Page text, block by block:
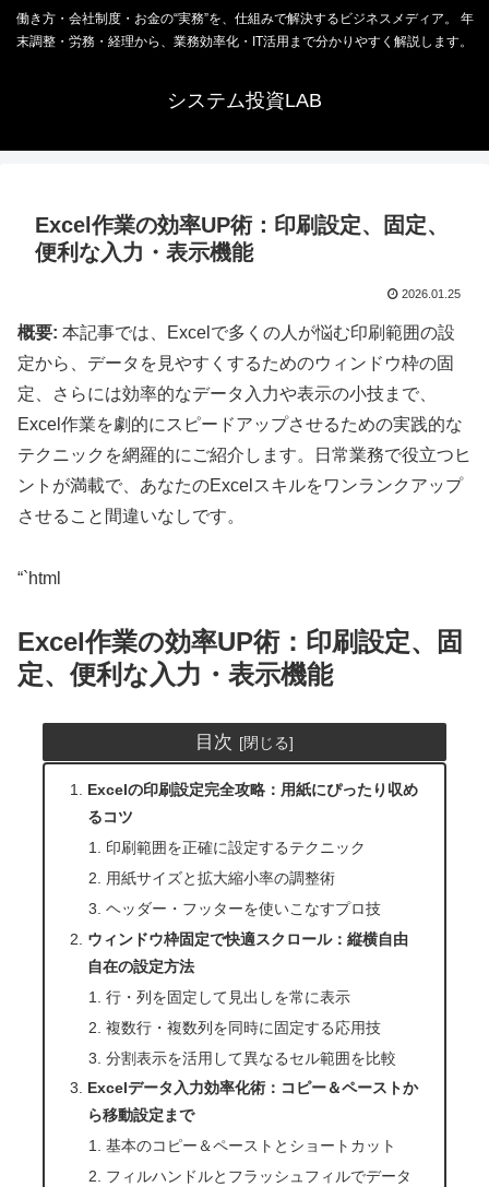
働き方・会社制度・お金の“実務”を、仕組みで解決するビジネスメディア。 年
末調整・労務・経理から、業務効率化・IT活用まで分かりやすく解説します。
システム投資LAB
Excel作業の効率UP術：印刷設定、固定、
便利な入力・表示機能
2026.01.25
概要: 本記事では、Excelで多くの人が悩む印刷範囲の設
定から、データを見やすくするためのウィンドウ枠の固
定、さらには効率的なデータ入力や表示の小技まで、
Excel作業を劇的にスピードアップさせるための実践的な
テクニックを網羅的にご紹介します。日常業務で役立つヒ
ントが満載で、あなたのExcelスキルをワンランクアップ
させること間違いなしです。
“`html
Excel作業の効率UP術：印刷設定、固
定、便利な入力・表示機能
目次
Excelの印刷設定完全攻略：用紙にぴったり収め
るコツ
印刷範囲を正確に設定するテクニック
用紙サイズと拡大縮小率の調整術
ヘッダー・フッターを使いこなすプロ技
ウィンドウ枠固定で快適スクロール：縦横自由
自在の設定方法
行・列を固定して見出しを常に表示
複数行・複数列を同時に固定する応用技
分割表示を活用して異なるセル範囲を比較
Excelデータ入力効率化術：コピー＆ペーストか
ら移動設定まで
基本のコピー＆ペーストとショートカット
フィルハンドルとフラッシュフィルでデータ